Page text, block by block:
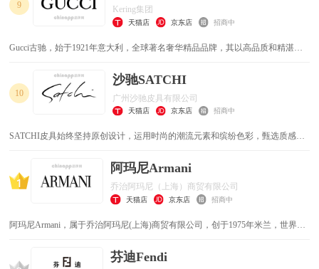
9 Kering集团
天猫店 京东店 招商中
Gucci古驰，始于1921年意大利，全球著名奢华精品品牌，其以高品质和精湛的
10
沙驰SATCHI
广州沙驰皮具有限公司
天猫店 京东店 招商中
SATCHI皮具始终坚持原创设计，运用时尚的潮流元素和缤纷色彩，甄选质感上
阿玛尼Armani
乔治阿玛尼（上海）商贸有限公司
天猫店 京东店 招商中
阿玛尼Armani，属于乔治阿玛尼(上海)商贸有限公司，创于1975年米兰，世界奢
芬迪Fendi